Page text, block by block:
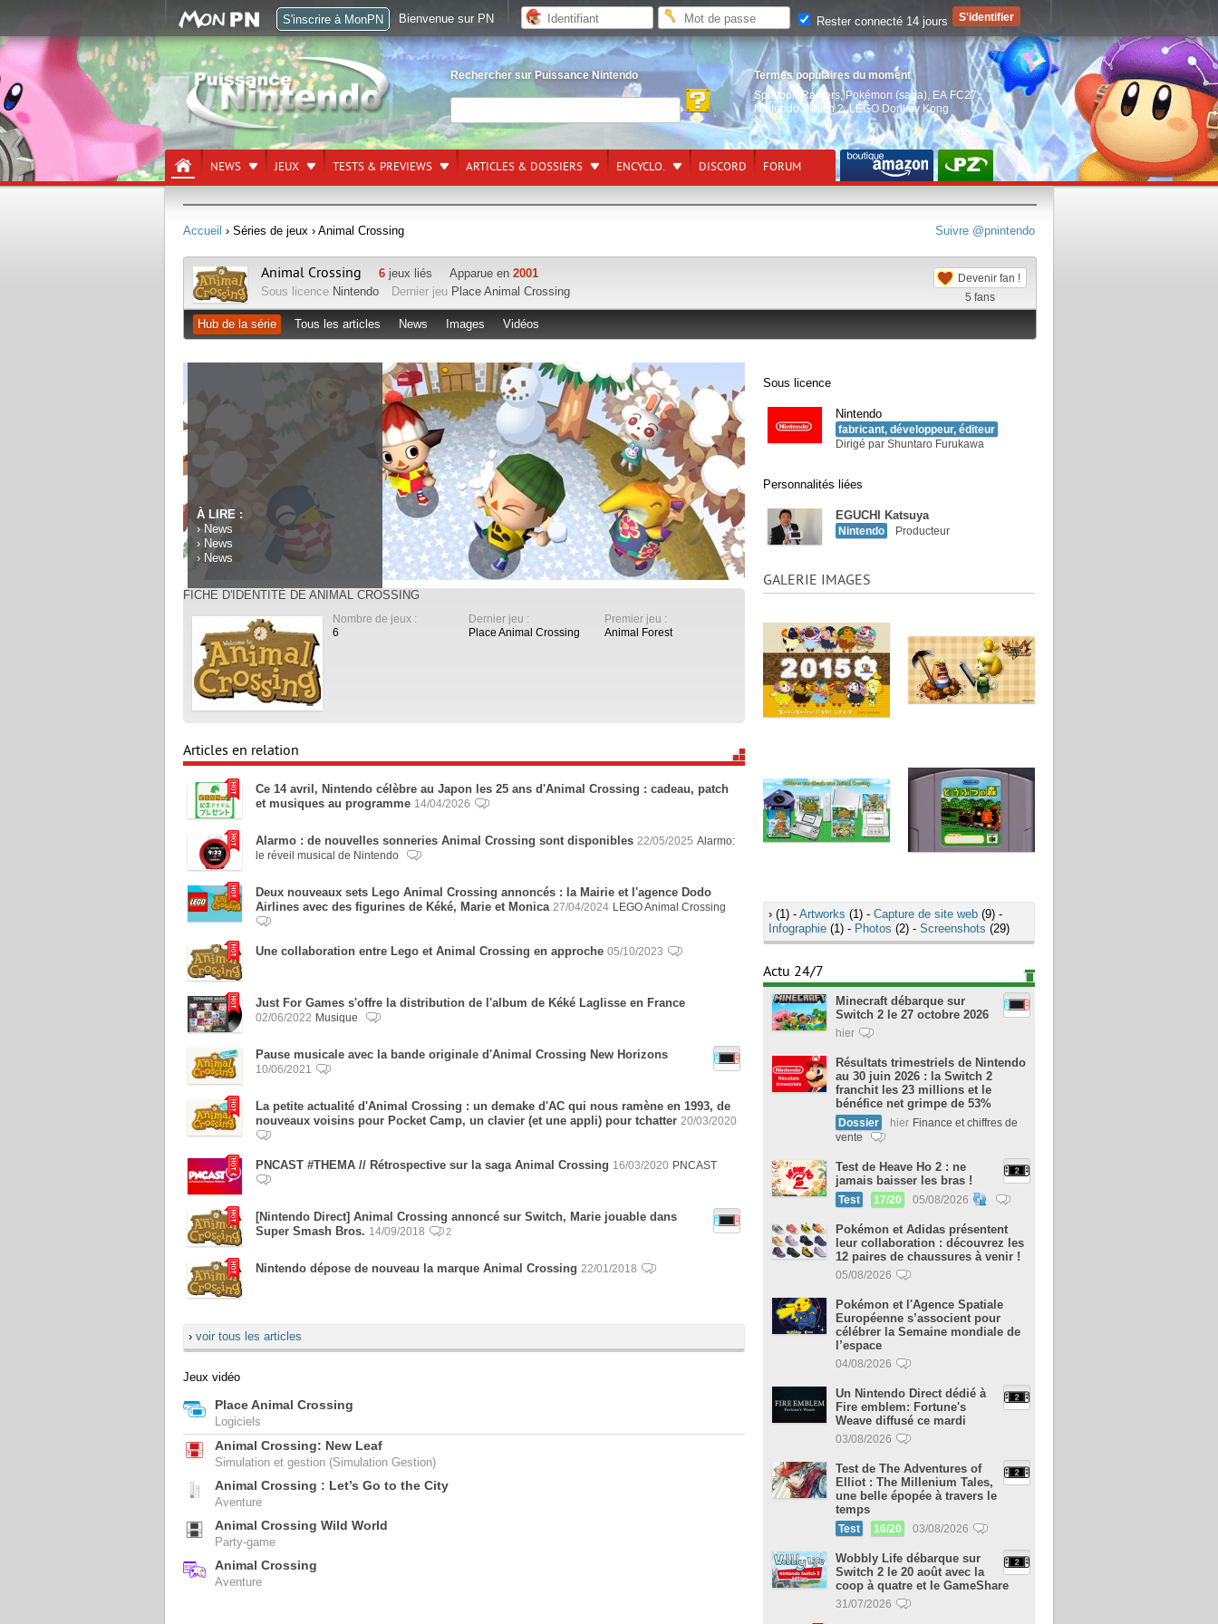
Rechercher sur Puissance Nintendo
Termes populaires du moment
Splatoon Raiders, Pokémon (saga) EA FC27,
Nintendo Switch 2,LEGO Donkey Kong
NEWS JEUX TESTS & PREVIEWS ARTICLES & DOSSIERS ENCYCLO. DISCORD FORUM
Suivre @pnintendo
Accueil › Séries de jeux › Animal Crossing
Devenir fan !
5 fans
Animal Crossing 6 jeux liés Apparue en 2001
Sous licence Nintendo Dernier jeu Place Animal Crossing
Hub de la série Tous les articles News Images Vidéos
À LIRE :
›News
› News
› News
FICHE D'IDENTITÉ DE ANIMAL CROSSING
Nombre de jeux :
6
Dernier jeu :
Place Animal Crossing
Premier jeu :
Animal Forest
Articles en relation
Ce 14 avril, Nintendo célèbre au Japon les 25 ans d'Animal Crossing : cadeau, patch
et musiques au programme 14/04/2026
Alarmo : de nouvelles sonneries Animal Crossing sont disponibles 22/05/2025 Alarmo:
le réveil musical de Nintendo
Deux nouveaux sets Lego Animal Crossing annoncés : la Mairie et l'agence Dodo
Airlines avec des figurines de Kéké, Marie et Monica 27/04/2024 LEGO Animal Crossing
Une collaboration entre Lego et Animal Crossing en approche 05/10/2023
Just For Games s'offre la distribution de l'album de Kéké Laglisse en France
02/06/2022 Musique
Pause musicale avec la bande originale d'Animal Crossing New Horizons
10/06/2021
La petite actualité d'Animal Crossing : un demake d'AC qui nous ramène en 1993, de
nouveaux voisins pour Pocket Camp, un clavier (et une appli) pour tchatter 20/03/2020
PNCAST #THEMA // Rétrospective sur la saga Animal Crossing 16/03/2020 PNCAST
[Nintendo Direct] Animal Crossing annoncé sur Switch, Marie jouable dans
Super Smash Bros. 14/09/2018 2
Nintendo dépose de nouveau la marque Animal Crossing 22/01/2018
› voir tous les articles
Jeux vidéo
Place Animal Crossing
Logiciels
Animal Crossing: New Leaf
Simulation et gestion (Simulation Gestion)
Animal Crossing : Let’s Go to the City
Aventure
Animal Crossing Wild World
Party-game
Animal Crossing
Aventure
Sous licence
Nintendo
fabricant, développeur, éditeur
Dirigé par Shuntaro Furukawa
Personnalités liées
EGUCHI Katsuya
Nintendo Producteur
GALERIE IMAGES
› (1) - Artworks (1) - Capture de site web (9) -
Infographie (1) - Photos (2) - Screenshots (29)
Actu 24/7
Minecraft débarque sur
Switch 2 le 27 octobre 2026
hier
Résultats trimestriels de Nintendo
au 30 juin 2026 : la Switch 2
franchit les 23 millions et le
bénéfice net grimpe de 53%
Dossier hier Finance et chiffres de
vente
Test de Heave Ho 2 : ne
jamais baisser les bras !
Test 17/20 05/08/2026
Pokémon et Adidas présentent
leur collaboration : découvrez les
12 paires de chaussures à venir !
05/08/2026
Pokémon et l'Agence Spatiale
Européenne s’associent pour
célébrer la Semaine mondiale de
l’espace
04/08/2026
Un Nintendo Direct dédié à
Fire emblem: Fortune's
Weave diffusé ce mardi
03/08/2026
Test de The Adventures of
Elliot : The Millenium Tales,
une belle épopée à travers le
temps
Test 16/20 03/08/2026
Wobbly Life débarque sur
Switch 2 le 20 août avec la
coop à quatre et le GameShare
31/07/2026
S'inscrire à MonPN Bienvenue sur PN Rester connecté 14 jours